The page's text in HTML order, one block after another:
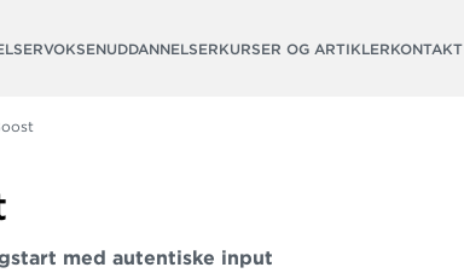
VOKSENUDDANNELSERKURSER OG ARTIKLERKONTAKT
med autentiske input